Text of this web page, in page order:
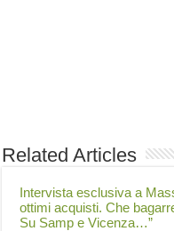
Related Articles
Intervista esclusiva a
ottimi acquisti. Che
Su Samp e Vicenza…”